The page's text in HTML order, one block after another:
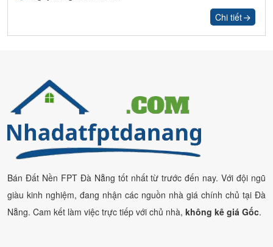
Chi tiết
Bán Đất Nền FPT Đà Nẵng tốt nhất từ trước đến nay. Với đội ngũ
giàu kinh nghiệm, đang nhận các nguồn nhà giá chính chủ tại Đà
Nẵng. Cam kết làm việc trực tiếp với chủ nhà, không kê giá Gốc.